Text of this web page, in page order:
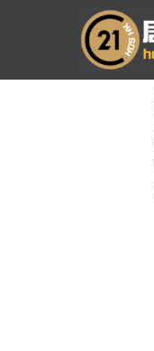
要